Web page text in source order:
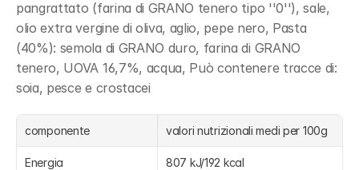
pangrattato (farina di GRANO tenero tipo ''0''), sale,
olio extra vergine di oliva, aglio, pepe nero, Pasta
(40%): semola di GRANO duro, farina di GRANO
tenero, UOVA 16,7%, acqua, Può contenere tracce di:
soia, pesce e crostacei
componente valori nutrizionali medi per 100g
Energia 807 kJ/192 kcal